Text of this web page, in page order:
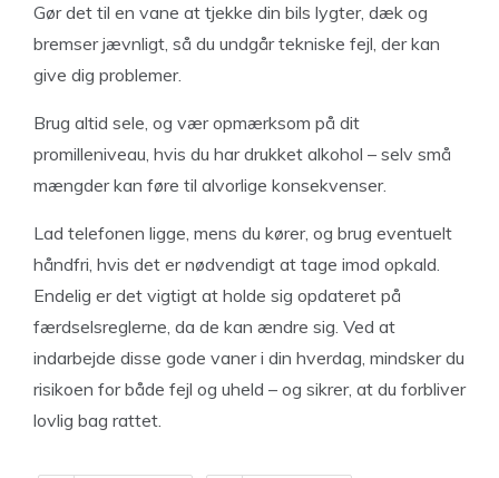
Gør det til en vane at tjekke din bils lygter, dæk og
bremser jævnligt, så du undgår tekniske fejl, der kan
give dig problemer.
Brug altid sele, og vær opmærksom på dit
promilleniveau, hvis du har drukket alkohol – selv små
mængder kan føre til alvorlige konsekvenser.
Lad telefonen ligge, mens du kører, og brug eventuelt
håndfri, hvis det er nødvendigt at tage imod opkald.
Endelig er det vigtigt at holde sig opdateret på
færdselsreglerne, da de kan ændre sig. Ved at
indarbejde disse gode vaner i din hverdag, mindsker du
risikoen for både fejl og uheld – og sikrer, at du forbliver
lovlig bag rattet.